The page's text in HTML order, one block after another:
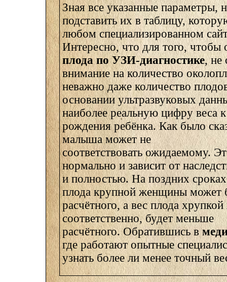
Зная все указанные параметры,
подставить их в таблицу,
любом специализированном
Интересно, что для того, чтобы
плода по УЗИ-диагностике, не
внимание на количество
неважно даже количество
основании ультразвуковых
наиболее реальную цифру веса
рождения ребёнка. Как было
малыша может не
соответствовать ожидаемому.
нормально и зависит от
и полностью. На поздних
плода крупной женщины может
расчётного, а вес плода
соответственно, будет меньше
расчётного. Обратившись в
где работают опытные
узнать более ли менее точный